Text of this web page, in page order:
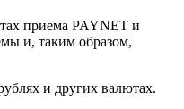
приема PAYNET и
и, таким образом,
и других валютах.